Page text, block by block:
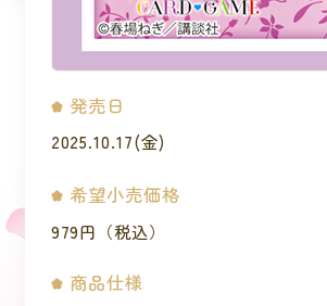
発売日
2025.10.17(金)
希望小売価格
979円（税込）
商品仕様